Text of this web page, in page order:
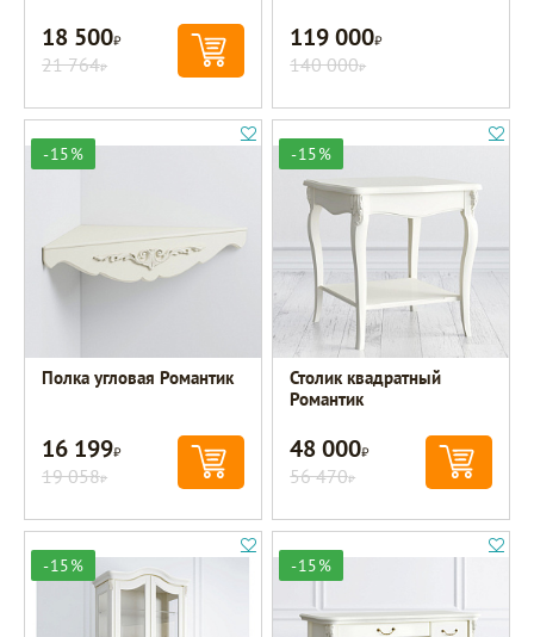
18 500Р
21 764Р
119 000Р
140 000Р
-15%
Полка угловая Романтик
16 199Р
19 058Р
-15%
Столик квадратный
Романтик
48 000Р
56 470Р
-15% -15%